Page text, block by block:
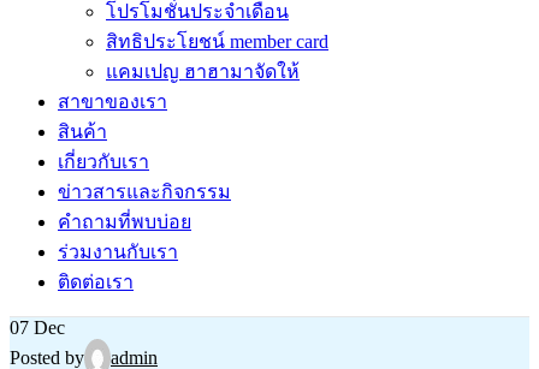
โปรโมชั่นประจำเดือน
สิทธิประโยชน์ member card
แคมเปญ ฮาฮามาจัดให้
สาขาของเรา
สินค้า
เกี่ยวกับเรา
ข่าวสารและกิจกรรม
คำถามที่พบบ่อย
ร่วมงานกับเรา
ติดต่อเรา
07 Dec
Posted by
admin